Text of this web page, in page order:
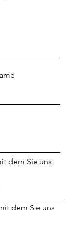
dem Sie uns
dem Sie uns